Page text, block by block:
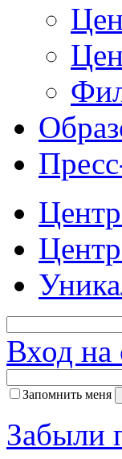
Вход на
Запомнить меня
Забыли